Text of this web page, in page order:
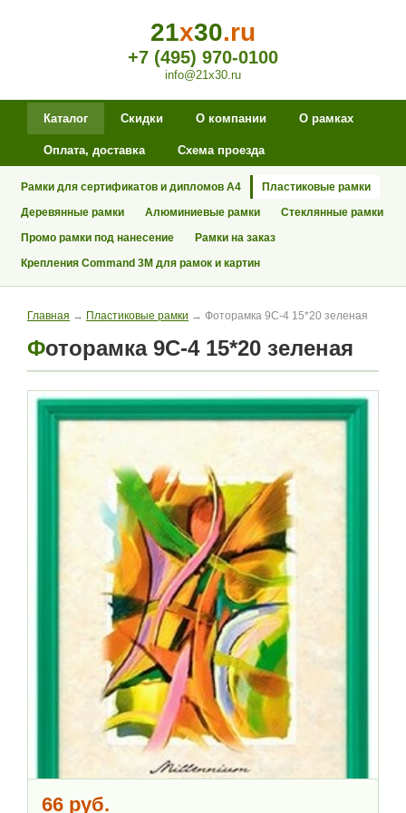
21x30.ru
+7 (495) 970-0100
info@21x30.ru
Каталог Скидки О компании О рамках
Оплата, доставка Схема проезда
Рамки для сертификатов и дипломов А4
Пластиковые рамки
Деревянные рамки
Алюминиевые рамки
Стеклянные рамки
Промо рамки под нанесение
Рамки на заказ
Крепления Command 3M для рамок и картин
Главная → Пластиковые рамки → Фоторамка 9С-4 15*20 зеленая
Фоторамка 9С-4 15*20 зеленая
66 руб.